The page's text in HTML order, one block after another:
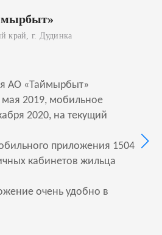
край, г. Дудинка
АО «Таймырбыт»
мая 2019, мобильное
2020, на текущий
приложения 1504
кабинетов жильца
очень удобно в